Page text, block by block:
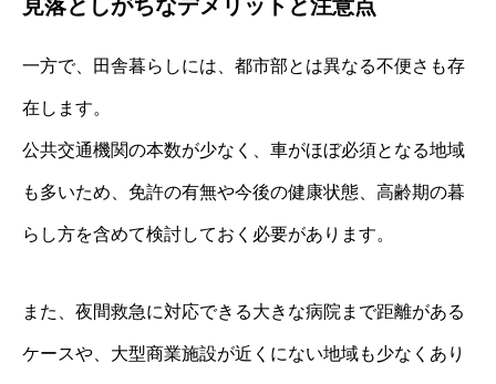
見落としがちなデメリットと注意点
一方で、田舎暮らしには、都市部とは異なる不便さも存
在します。
公共交通機関の本数が少なく、車がほぼ必須となる地域
も多いため、免許の有無や今後の健康状態、高齢期の暮
らし方を含めて検討しておく必要があります。
また、夜間救急に対応できる大きな病院まで距離がある
ケースや、大型商業施設が近くにない地域も少なくあり